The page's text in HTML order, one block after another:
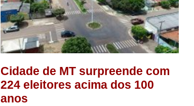
Cidade de MT surpreende com
224 eleitores acima dos 100
anos